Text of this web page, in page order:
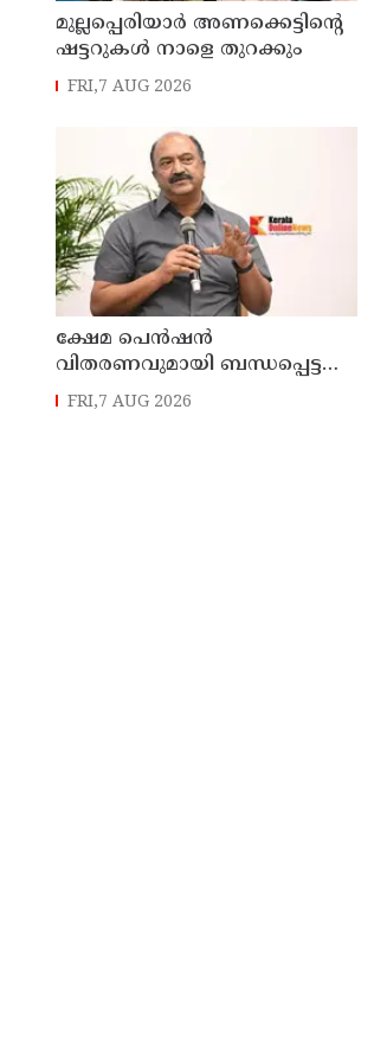
മുല്ലപ്പെരിയാർ അണക്കെട്ടിന്റെ
ഷട്ടറുകൾ നാളെ തുറക്കും
FRI,7 AUG 2026
ക്ഷേമ പെൻഷൻ
വിതരണവുമായി ബന്ധപ്പെട്ട
പുതിയ ഉത്തരവ്
ലക്ഷക്കണക്കിന്
FRI,7 AUG 2026